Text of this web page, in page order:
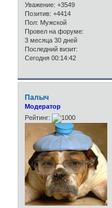
Уважение: +3549
Позитив: +4414
Пол: Мужской
Провел на форуме:
3 месяца 30 дней
Последний визит:
Сегодня 00:14:42
Палыч
Модератор
Рейтинг: